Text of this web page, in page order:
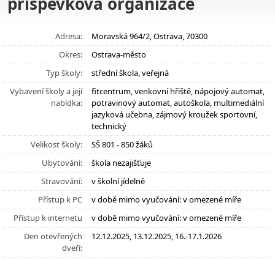
Adresa:
Moravská 964/2, Ostrava, 70300
Okres:
Ostrava-město
Typ školy:
střední škola, veřejná
Vybavení školy a její
nabídka:
fitcentrum, venkovní hřiště, nápojový automat,
potravinový automat, autoškola, multimediální
jazyková učebna, zájmový kroužek sportovní,
technický
Velikost školy:
SŠ 801 - 850 žáků
Ubytování:
škola nezajišťuje
Stravování:
v školní jídelně
Přístup k PC
v době mimo vyučování: v omezené míře
Přístup k internetu
v době mimo vyučování: v omezené míře
Den otevřených
dveří:
12.12.2025, 13.12.2025, 16.-17.1.2026